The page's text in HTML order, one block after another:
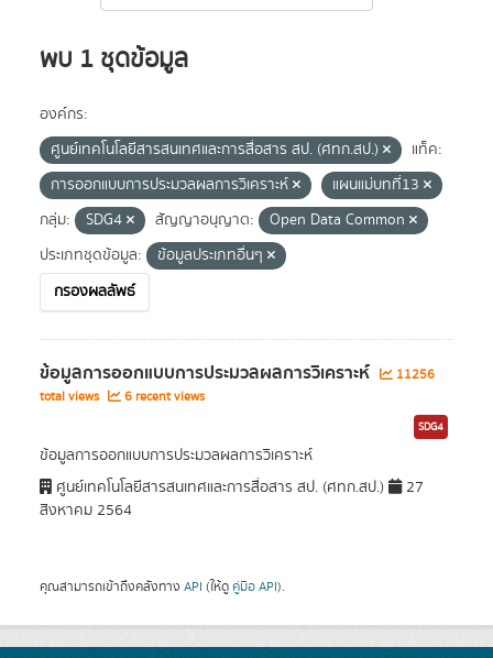
พบ 1 ชุดข้อมูล
องค์กร:
ศูนย์เทคโนโลยีสารสนเทศและการสื่อสาร สป. (ศทก.สป.)
แท็ค:
การออกแบบการประมวลผลการวิเคราะห์
แผนแม่บทที่13
กลุ่ม:
SDG4 สัญญาอนุญาต:
Open Data Common
ประเภทชุดข้อมูล:
ข้อมูลประเภทอื่นๆ
กรองผลลัพธ์
ข้อมูลการออกแบบการประมวลผลการวิเคราะห์
11256
total views
6 recent views
SDG4
ข้อมูลการออกแบบการประมวลผลการวิเคราะห์
ศูนย์เทคโนโลยีสารสนเทศและการสื่อสาร สป. (ศทก.สป.)
27
สิงหาคม 2564
คุณสามารถเข้าถึงคลังทาง API (ให้ดู คู่มือ API).